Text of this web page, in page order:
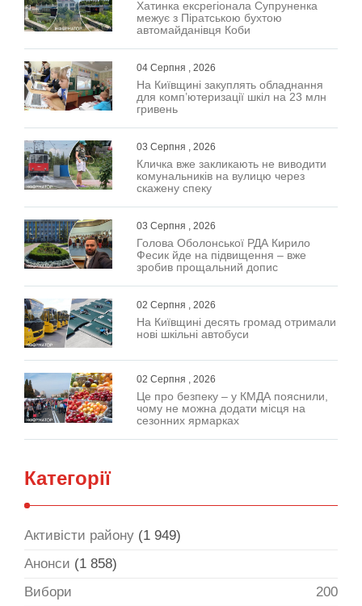
Хатинка ексрегіонала Супруненка
межує з Піратською бухтою
автомайданівця Коби
04 Серпня , 2026
На Київщині закуплять обладнання
для комп’ютеризації шкіл на 23 млн
гривень
03 Серпня , 2026
Кличка вже закликають не виводити
комунальників на вулицю через
скажену спеку
03 Серпня , 2026
Голова Оболонської РДА Кирило
Фесик йде на підвищення – вже
зробив прощальний допис
02 Серпня , 2026
На Київщині десять громад отримали
нові шкільні автобуси
02 Серпня , 2026
Це про безпеку – у КМДА пояснили,
чому не можна додати місця на
сезонних ярмарках
Категорії
Активісти району (1 949)
Анонси (1 858)
Вибори
200